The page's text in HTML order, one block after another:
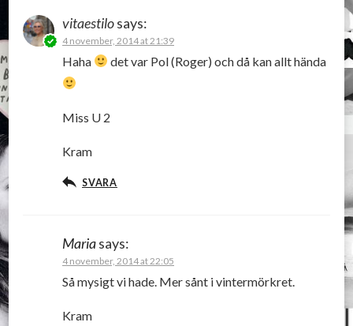
vitaestilosays:
4 november, 2014 at 21:39
Haha det var Pol (Roger) och då kan allt hända
Miss U 2
Kram
SVARA
Mariasays:
4 november, 2014 at 22:05
Så mysigt vi hade. Mer sånt i vintermörkret.
Kram